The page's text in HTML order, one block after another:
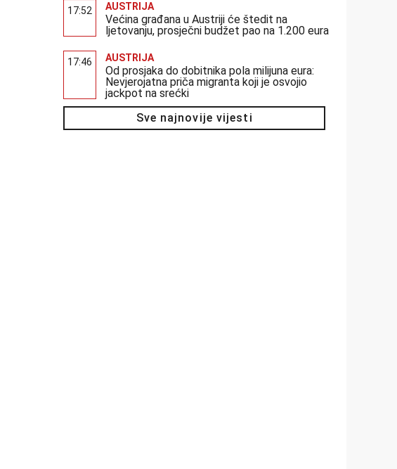
17:52 AUSTRIJA
Većina građana u Austriji će štedit na
ljetovanju, prosječni budžet pao na 1.200 eura
17:46 AUSTRIJA
Od prosjaka do dobitnika pola milijuna eura:
Nevjerojatna priča migranta koji je osvojio
jackpot na srećki
Sve najnovije vijesti